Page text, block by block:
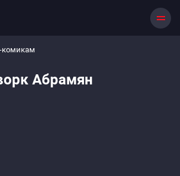
комикам
Абрамян